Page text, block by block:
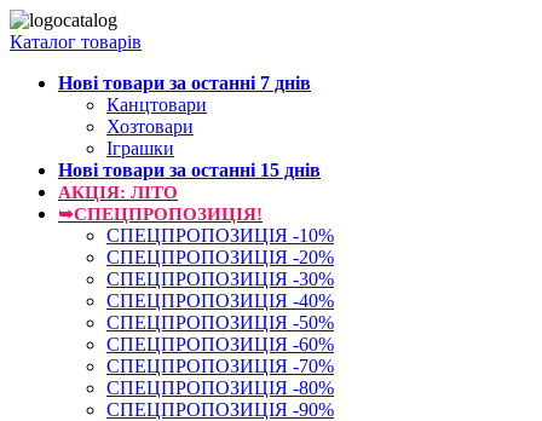
Каталог товарів
Нові товари за останнi 7 днiв
Канцтовари
Хозтовари
Іграшки
Нові товари за останнi 15 днiв
АКЦІЯ: ЛІТО
➥СПЕЦПРОПОЗИЦІЯ!
СПЕЦПРОПОЗИЦІЯ -10%
СПЕЦПРОПОЗИЦІЯ -20%
СПЕЦПРОПОЗИЦІЯ -30%
СПЕЦПРОПОЗИЦІЯ -40%
СПЕЦПРОПОЗИЦІЯ -50%
СПЕЦПРОПОЗИЦІЯ -60%
СПЕЦПРОПОЗИЦІЯ -70%
СПЕЦПРОПОЗИЦІЯ -80%
СПЕЦПРОПОЗИЦІЯ -90%